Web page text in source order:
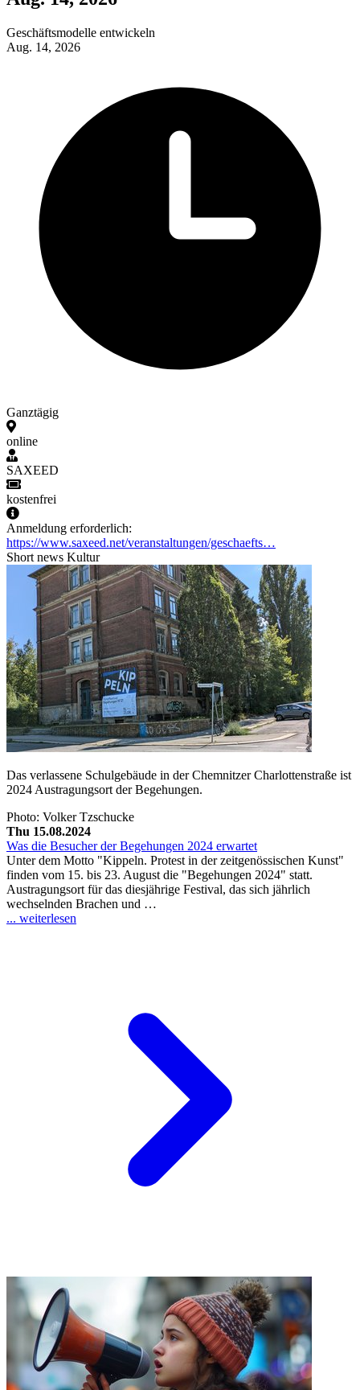
Geschäfts­mod­elle en­twick­eln
Aug. 14, 2026
Ganztägig
online
SAXEED
kostenfrei
Anmeldung erforderlich:
https://www.saxeed.net/veranstaltungen/geschaefts…
Short news Kultur
Das verlassene Schulgebäude in der Chemnitzer Charlottenstraße ist
2024 Austragungsort der Begehungen.
Photo: Volker Tzschucke
Thu 15.08.2024
Was die Besucher der Begehungen 2024 erwartet
Unter dem Motto "Kippeln. Protest in der zeitgenössischen Kunst"
finden vom 15. bis 23. August die "Begehungen 2024" statt.
Austragungsort für das diesjährige Festival, das sich jährlich
wechselnden Brachen und …
... weiterlesen